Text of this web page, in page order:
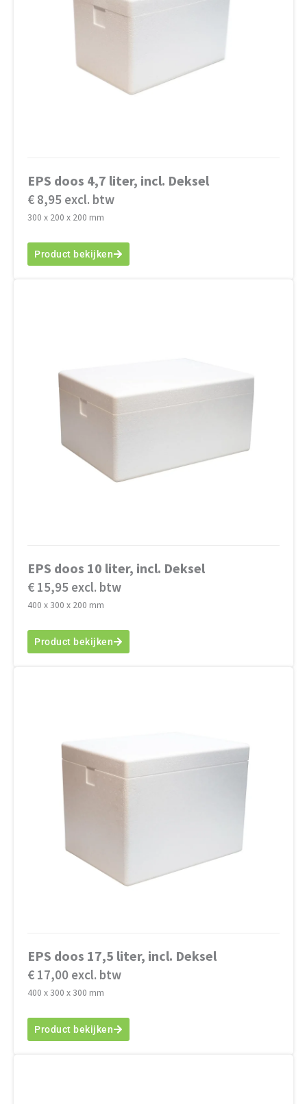
EPS doos 4,7 liter, incl. Deksel
€ 8,95 excl. btw
300 x 200 x 200 mm
Product bekijken
EPS doos 10 liter, incl. Deksel
€ 15,95 excl. btw
400 x 300 x 200 mm
Product bekijken
EPS doos 17,5 liter, incl. Deksel
€ 17,00 excl. btw
400 x 300 x 300 mm
Product bekijken